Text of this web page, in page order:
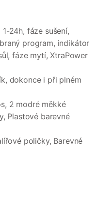
24h, fáze sušení,
program, indikátor
fáze mytí, XtraPower
dokonce i při plném
2 modré měkké
Plastové barevné
poličky, Barevné